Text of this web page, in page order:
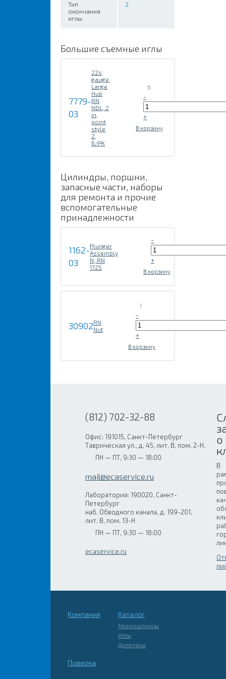
Тип
окончания
иглы
2
Большие съемные иглы
7779-
03
22s
gauge,
Large
Hub
RN
NDL, 2
in,
point
style
2,
6/PK
6
-
+
В корзину
Цилиндры, поршни,
запасные части, наборы
для ремонта и прочие
вспомогательные
принадлежности
1162-
03
Plunger
Assembly
N, RN
1725
-
+
В корзину
30902RN
Nut
1
-
+
В корзину
(812) 702-32-88
Офис: 191015, Санкт-Петербург
Таврическая ул., д. 45, лит. В, пом. 2-Н.
ПН — ПТ, 9:30 — 18:00
mail@ecaservice.ru
Лаборатория: 190020, Санкт-
Петербург
наб. Обводного канала, д. 199-201,
лит. В, пом. 13-Н
ПН — ПТ, 9:30 — 18:00
ecaservice.ru
о
В
Компания Каталог
Микрошприцы
Иглы
Дилютеры
Поверка